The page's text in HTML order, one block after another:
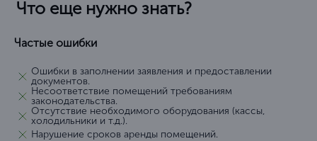
Что еще нужно знать?
Частые ошибки
Ошибки в заполнении заявления и предоставлении
документов.
Несоответствие помещений требованиям
законодательства.
Отсутствие необходимого оборудования (кассы,
холодильники и т.д.).
Нарушение сроков аренды помещений.